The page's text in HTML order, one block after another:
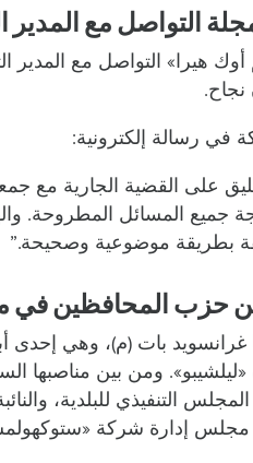
التواصل مع المدير
هيرا» التواصل مع المدير
في رسالة إلكترونية:
على القضية الجارية مع
جميع المسائل المطروحة.
بطريقة موضوعية وصحيحة.”
حزب المحافظين في
بات (م)، وهي إحدى
ومن بين مناصبها
التنفيذي للبلدية،
إدارة شركة